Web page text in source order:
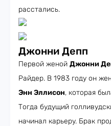
расстались.
Джонни Депп
Первой женой Джонни
Райдер. В 1983 году он
Энн Эллисон, которая
Тогда будущий
начинал карьеру. Брак